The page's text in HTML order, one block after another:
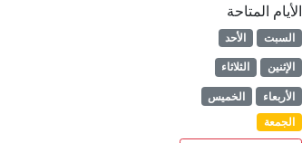
الأيام المتاحة
السبت
الأحد
الإثنين
الثلاثاء
الأربعاء
الخميس
الجمعة